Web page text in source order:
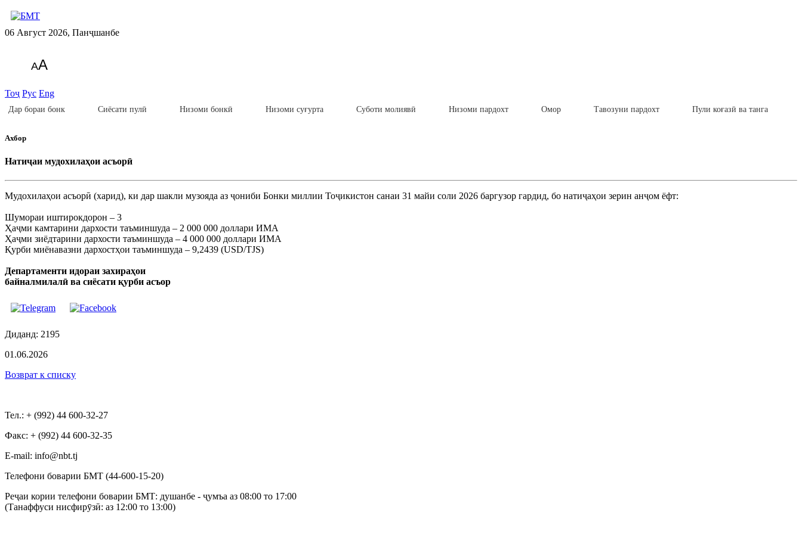
06 Август 2026, Панҷшанбе
AA
Тоҷ Рус Eng
Дар бораи бонк Сиёсати пулӣ Низоми бонкӣ Низоми суғурта Суботи молиявӣ Низоми пардохт Омор Тавозуни пардохт Пули коғазӣ ва танга
Ахбор
Натиҷаи мудохилаҳои асъорӣ
Мудохилаҳои асъорӣ (харид), ки дар шакли музояда аз ҷониби Бонки миллии Тоҷикистон санаи 31 майи соли 2026 баргузор гардид, бо натиҷаҳои зерин анҷом ёфт:
Шумораи иштирокдорон – 3
Ҳаҷми камтарини дархости таъминшуда – 2 000 000 доллари ИМА
Ҳаҷми зиёдтарини дархости таъминшуда – 4 000 000 доллари ИМА
Қурби миёнавазни дархостҳои таъминшуда – 9,2439 (USD/TJS)
Департаменти идораи захираҳои
байналмилалӣ ва сиёсати қурби асъор
Диданд: 2195
01.06.2026
Возврат к списку
Тел.: + (992) 44 600-32-27
Факс: + (992) 44 600-32-35
Е-mail: info@nbt.tj
Телефони боварии БМТ (44-600-15-20)
Реҷаи кории телефони боварии БМТ: душанбе - ҷумъа аз 08:00 то 17:00
(Танаффуси нисфирӯзӣ: аз 12:00 то 13:00)